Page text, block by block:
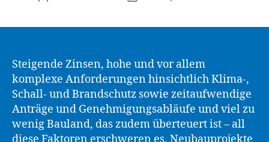
Steigende Zinsen, hohe und vor allem
komplexe Anforderungen hinsichtlich Klima-,
Schall- und Brandschutz sowie zeitaufwendige
Anträge und Genehmigungsabläufe und viel zu
wenig Bauland, das zudem überteuert ist – all
diese Faktoren erschweren es, Neubauprojekte